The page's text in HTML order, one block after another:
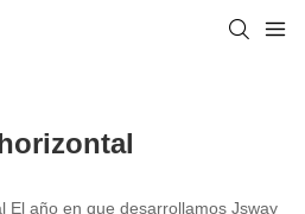
El año en que desarrollamos Jsway